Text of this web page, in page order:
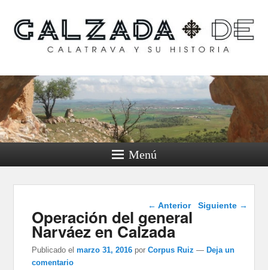
Calzada de Calatrava y
su historia
Menú
Navegación de
entradas
← Anterior Siguiente →
Operación del general
Narváez en Calzada
Publicado el marzo 31, 2016 porCorpus Ruiz — Deja un
comentario